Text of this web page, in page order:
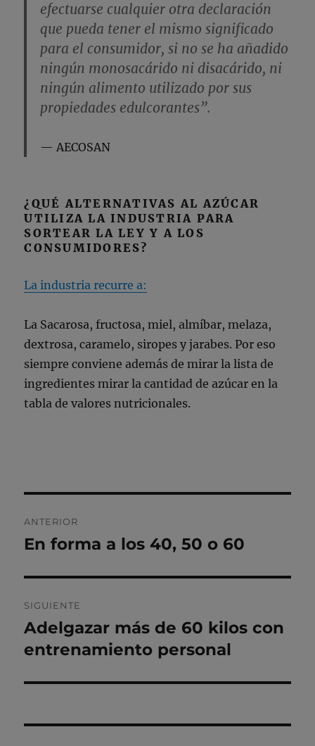
efectuarse cualquier otra declaración
que pueda tener el mismo significado
para el consumidor, si no se ha añadido
ningún monosacárido ni disacárido, ni
ningún alimento utilizado por sus
propiedades edulcorantes”.
AECOSAN
¿QUÉ ALTERNATIVAS AL AZÚCAR
UTILIZA LA INDUSTRIA PARA
SORTEAR LA LEY Y A LOS
CONSUMIDORES?
La industria recurre a:
La Sacarosa, fructosa, miel, almíbar, melaza,
dextrosa, caramelo, siropes y jarabes. Por eso
siempre conviene además de mirar la lista de
ingredientes mirar la cantidad de azúcar en la
tabla de valores nutricionales.
de
ANTERIOR
Entrada
En forma a los 40, 50 o 60
SIGUIENTE
Entrada
siguiente:
Adelgazar más de 60 kilos con
entrenamiento personal